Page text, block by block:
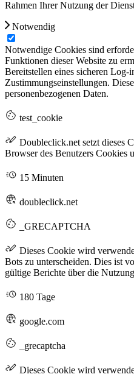
Rahmen Ihrer Nutzung der
Notwendig
Notwendige Cookies sind
Funktionen dieser Website zu
Bereitstellen eines sicheren Log-
Zustimmungseinstellungen.
personenbezogenen Daten.
test_cookie
Doubleclick.net setzt dieses
Browser des Benutzers Cookies
15 Minuten
doubleclick.net
_GRECAPTCHA
Dieses Cookie wird
Bots zu unterscheiden. Dies ist
gültige Berichte über die
180 Tage
google.com
_grecaptcha
Dieses Cookie wird